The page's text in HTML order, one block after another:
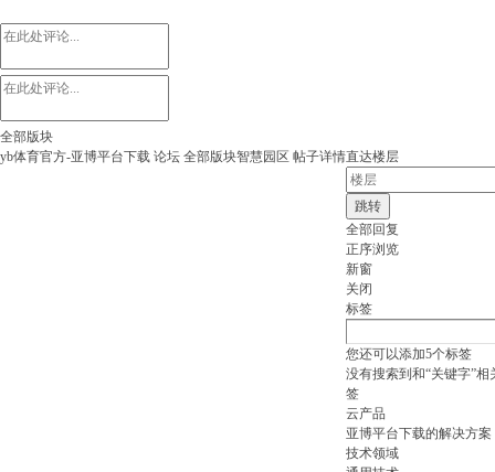
全部版块
yb体育官方-亚博平台下载 论坛 全部版块智慧园区 帖子详情直达楼层
跳转
全部回复
正序浏览
新窗
关闭
标签
您还可以添加5个标签
没有搜索到和“关键字”相
签
云产品
亚博平台下载的解决方案
技术领域